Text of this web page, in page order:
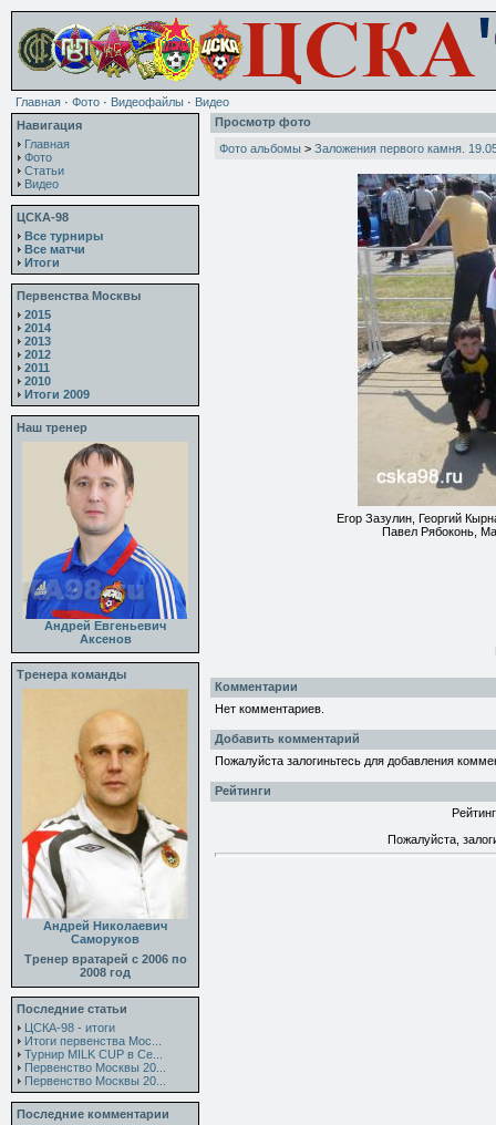
Главная · Фото · Видеофайлы · Видео
Навигация
Главная
Фото
Статьи
Видео
ЦСКА-98
Все турниры
Все матчи
Итоги
Первенства Москвы
2015
2014
2013
2012
2011
2010
Итоги 2009
Наш тренер
Андрей Евгеньевич
Аксенов
Тренера команды
Андрей Николаевич
Саморуков
Тренер вратарей с 2006 по
2008 год
Последние статьи
ЦСКА-98 - итоги
Итоги первенства Мос...
Турнир MILK CUP в Се...
Первенство Москвы 20...
Первенство Москвы 20...
Последние комментарии
Просмотр фото
Фото альбомы > Заложения первого камня.
Егор Зазулин, Георгий
Павел Рябоконь,
Комментарии
Нет комментариев.
Добавить комментарий
Пожалуйста залогиньтесь для добавления
Рейтинги
Пожалуйста,